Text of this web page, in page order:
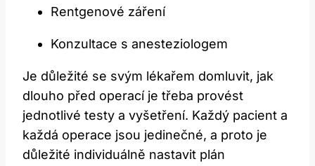
Rentgenové záření
Konzultace s anesteziologem
Je důležité se‍ svým lékařem domluvit, jak
dlouho před operací je třeba provést
jednotlivé testy a vyšetření. ‌Každý pacient a
každá operace ⁢jsou‍ jedinečné, a proto je
důležité individuálně nastavit plán